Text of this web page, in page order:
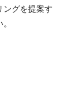
ングを提案す